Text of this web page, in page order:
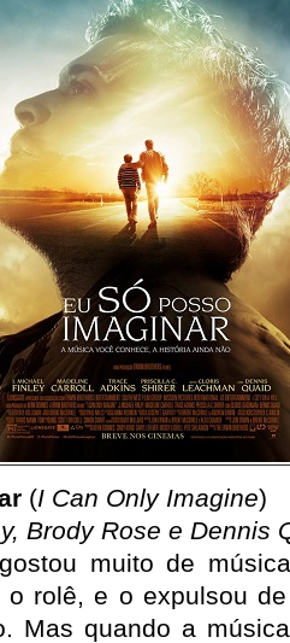
(I Can Only Imagine)
Brody Rose e Dennis
muito de
rolê, e o expulsou
Mas quando a